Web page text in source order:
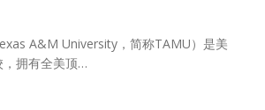
A&M University，简称TAMU）是美
，拥有全美顶…